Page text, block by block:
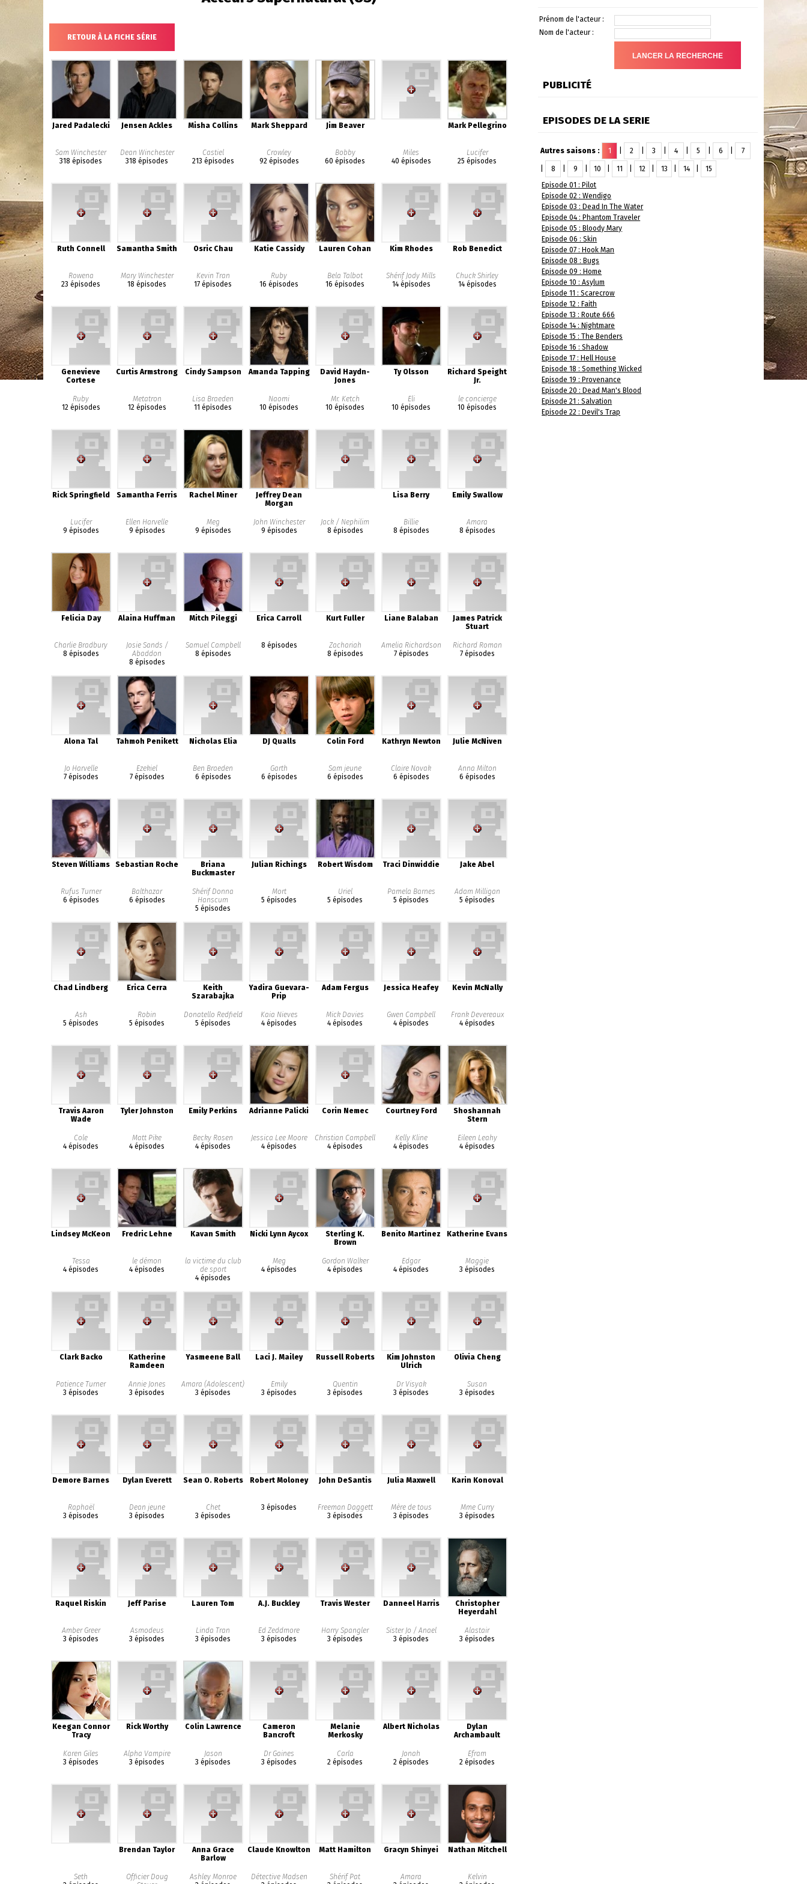
RETOUR À LA FICHE SÉRIE
Jared Padalecki
Sam Winchester
318 épisodes
Jensen Ackles
Dean Winchester
318 épisodes
Misha Collins
Castiel
213 épisodes
Mark Sheppard
Crowley
92 épisodes
Jim Beaver
Bobby
60 épisodes
Miles
40 épisodes
Mark Pellegrino
Lucifer
25 épisodes
Ruth Connell
Rowena
23 épisodes
Samantha Smith
Mary Winchester
18 épisodes
Osric Chau
Kevin Tran
17 épisodes
Katie Cassidy
Ruby
16 épisodes
Lauren Cohan
Bela Talbot
16 épisodes
Kim Rhodes
Shérif Jody Mills
14 épisodes
Rob Benedict
Chuck Shirley
14 épisodes
Genevieve
Cortese
Ruby
12 épisodes
Curtis Armstrong
Metatron
12 épisodes
Cindy Sampson
Lisa Braeden
11 épisodes
Amanda Tapping
Naomi
10 épisodes
David Haydn-
Jones
Mr. Ketch
10 épisodes
Ty Olsson
Eli
10 épisodes
Richard Speight
Jr.
le concierge
10 épisodes
Rick Springfield
Lucifer
9 épisodes
Samantha Ferris
Ellen Harvelle
9 épisodes
Rachel Miner
Meg
9 épisodes
Jeffrey Dean
Morgan
John Winchester
9 épisodes
Jack / Nephilim
8 épisodes
Lisa Berry
Billie
8 épisodes
Emily Swallow
Amara
8 épisodes
Felicia Day
Charlie Bradbury
8 épisodes
Alaina Huffman
Josie Sands /
Abaddon
8 épisodes
Mitch Pileggi
Samuel Campbell
8 épisodes
Erica Carroll
8 épisodes
Kurt Fuller
Zachariah
8 épisodes
Liane Balaban
Amelia Richardson
7 épisodes
James Patrick
Stuart
Richard Roman
7 épisodes
Alona Tal
Jo Harvelle
7 épisodes
Tahmoh Penikett
Ezekiel
7 épisodes
Nicholas Elia
Ben Braeden
6 épisodes
DJ Qualls
Garth
6 épisodes
Colin Ford
Sam jeune
6 épisodes
Kathryn Newton
Claire Novak
6 épisodes
Julie McNiven
Anna Milton
6 épisodes
Steven Williams
Rufus Turner
6 épisodes
Sebastian Roche
Balthazar
6 épisodes
Briana
Buckmaster
Shérif Donna
Hanscum
5 épisodes
Julian Richings
Mort
5 épisodes
Robert Wisdom
Uriel
5 épisodes
Traci Dinwiddie
Pamela Barnes
5 épisodes
Jake Abel
Adam Milligan
5 épisodes
Chad Lindberg
Ash
5 épisodes
Erica Cerra
Robin
5 épisodes
Keith
Szarabajka
Donatello Redfield
5 épisodes
Yadira Guevara-
Prip
Kaia Nieves
4 épisodes
Adam Fergus
Mick Davies
4 épisodes
Jessica Heafey
Gwen Campbell
4 épisodes
Kevin McNally
Frank Devereaux
4 épisodes
Travis Aaron
Wade
Cole
4 épisodes
Tyler Johnston
Matt Pike
4 épisodes
Emily Perkins
Becky Rosen
4 épisodes
Adrianne Palicki
Jessica Lee Moore
4 épisodes
Corin Nemec
Christian Campbell
4 épisodes
Courtney Ford
Kelly Kline
4 épisodes
Shoshannah
Stern
Eileen Leahy
4 épisodes
Lindsey McKeon
Tessa
4 épisodes
Fredric Lehne
le démon
4 épisodes
Kavan Smith
la victime du club
de sport
4 épisodes
Nicki Lynn Aycox
Meg
4 épisodes
Sterling K.
Brown
Gordon Walker
4 épisodes
Benito Martinez
Edgar
4 épisodes
Katherine Evans
Maggie
3 épisodes
Clark Backo
Patience Turner
3 épisodes
Katherine
Ramdeen
Annie Jones
3 épisodes
Yasmeene Ball
Amara (Adolescent)
3 épisodes
Laci J. Mailey
Emily
3 épisodes
Russell Roberts
Quentin
3 épisodes
Kim Johnston
Ulrich
Dr Visyak
3 épisodes
Olivia Cheng
Susan
3 épisodes
Demore Barnes
Raphaël
3 épisodes
Dylan Everett
Dean jeune
3 épisodes
Sean O. Roberts
Chet
3 épisodes
Robert Moloney
3 épisodes
John DeSantis
Freeman Daggett
3 épisodes
Julia Maxwell
Mère de tous
3 épisodes
Karin Konoval
Mme Curry
3 épisodes
Raquel Riskin
Amber Greer
3 épisodes
Jeff Parise
Asmodeus
3 épisodes
Lauren Tom
Linda Tran
3 épisodes
A.J. Buckley
Ed Zeddmore
3 épisodes
Travis Wester
Harry Spangler
3 épisodes
Danneel Harris
Sister Jo / Anael
3 épisodes
Christopher
Heyerdahl
Alastair
3 épisodes
Keegan Connor
Tracy
Karen Giles
3 épisodes
Rick Worthy
Alpha Vampire
3 épisodes
Colin Lawrence
Jason
3 épisodes
Cameron
Bancroft
Dr Gaines
3 épisodes
Melanie
Merkosky
Carla
2 épisodes
Albert Nicholas
Jonah
2 épisodes
Dylan
Archambault
Efram
2 épisodes
Seth
Brendan Taylor
Officier Doug
Anna Grace
Barlow
Ashley Monroe
Claude Knowlton
Détective Madsen
Matt Hamilton
Shérif Pat
Gracyn Shinyei
Amara
Nathan Mitchell
Kelvin
Prénom de l'acteur :
Nom de l'acteur :
PUBLICITÉ
EPISODES DE LA SERIE
Autres saisons : 1 2 3 4 5 6 7
8 9 10 11 12 13 14
15
Episode 01 : Pilot
Episode 02 : Wendigo
Episode 03 : Dead In The Water
Episode 04 : Phantom Traveler
Episode 05 : Bloody Mary
Episode 06 : Skin
Episode 07 : Hook Man
Episode 08 : Bugs
Episode 09 : Home
Episode 10 : Asylum
Episode 11 : Scarecrow
Episode 12 : Faith
Episode 13 : Route 666
Episode 14 : Nightmare
Episode 15 : The Benders
Episode 16 : Shadow
Episode 17 : Hell House
Episode 18 : Something Wicked
Episode 19 : Provenance
Episode 20 : Dead Man's Blood
Episode 21 : Salvation
Episode 22 : Devil's Trap